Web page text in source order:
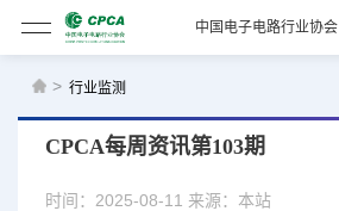
中国电子电路行业协会
> 行业监测
CPCA每周资讯第103期
时间：2025-08-11 来源：本站